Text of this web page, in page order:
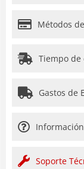
Métodos
Tiempo de
Gastos de
Soporte